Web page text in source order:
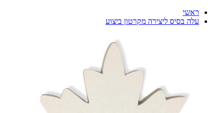
ראשי
עלה בסיס ליצירה מקרטון ביצוע